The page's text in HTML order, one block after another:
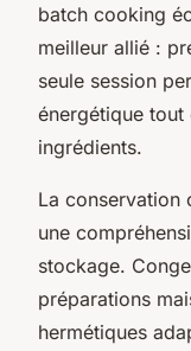
batch cooking
meilleur allié :
seule session
énergétique
ingrédients.
La conservation
une
stockage.
préparations
hermétiques